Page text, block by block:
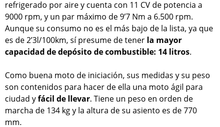
refrigerado por aire y cuenta con 11 CV de potencia a
9000 rpm, y un par máximo de 9’7 Nm a 6.500 rpm.
Aunque su consumo no es el más bajo de la lista, ya que
es de 2’3l/100km, sí presume de tener la mayor
capacidad de depósito de combustible: 14 litros.
Como buena moto de iniciación, sus medidas y su peso
son contenidos para hacer de ella una moto ágil para
ciudad yfácil de llevar. Tiene un peso en orden de
marcha de 134 kg y la altura de su asiento es de 770
mm.